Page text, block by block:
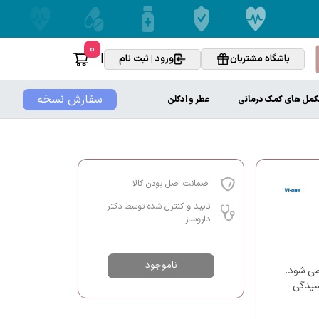
باشگاه مشتریان ورود | ثبت نام |
0
سفارش نسخه های کمک درمانی عطر و ادکلن
شود.
ضمانت اصل بودن کالا
تایید و کنترل شده توسط دکتر
داروساز
ناموجود